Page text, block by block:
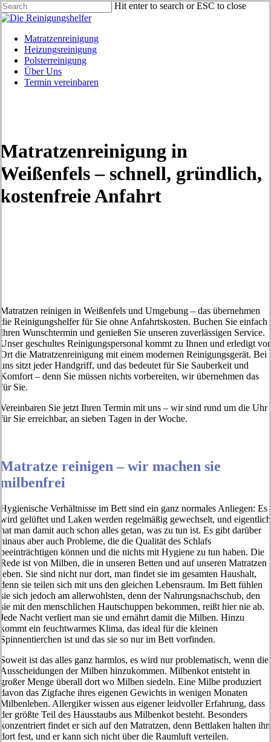
Skip
to
content
Hit enter to search or ESC to close
Close
Menu
Matratzenreinigung
Heizungsreinigung
Polsterreinigung
Über Uns
Termin vereinbaren
Matratzenreinigung in
Weißenfels – schnell, gründlich,
kostenfreie Anfahrt
Matratzen reinigen in Weißenfels und Umgebung – das übernehmen
die Reinigungshelfer für Sie ohne Anfahrtskosten. Buchen Sie einfach
Ihren Wunschtermin und genießen Sie unseren zuverlässigen Service.
Unser geschultes Reinigungspersonal kommt zu Ihnen und erledigt vor
Ort die Matratzenreinigung mit einem modernen Reinigungsgerät. Bei
uns sitzt jeder Handgriff, und das bedeutet für Sie Sauberkeit und
Komfort – denn Sie müssen nichts vorbereiten, wir übernehmen das
für Sie.
Vereinbaren Sie jetzt Ihren Termin mit uns – wir sind rund um die Uhr
für Sie erreichbar, an sieben Tagen in der Woche.
Matratze reinigen – wir machen sie
milbenfrei
Hygienische Verhältnisse im Bett sind ein ganz normales Anliegen: Es
wird gelüftet und Laken werden regelmäßig gewechselt, und eigentlich
hat man damit auch schon alles getan, was zu tun ist. Es gibt darüber
hinaus aber auch Probleme, die die Qualität des Schlafs
beeinträchtigen können und die nichts mit Hygiene zu tun haben. Die
Rede ist von Milben, die in unseren Betten und auf unseren Matratzen
leben. Sie sind nicht nur dort, man findet sie im gesamten Haushalt,
denn sie teilen sich mit uns den gleichen Lebensraum. Im Bett fühlen
sie sich jedoch am allerwohlsten, denn der Nahrungsnachschub, den
sie mit den menschlichen Hautschuppen bekommen, reißt hier nie ab.
Jede Nacht verliert man sie und ernährt damit die Milben. Hinzu
kommt ein feuchtwarmes Klima, das ideal für die kleinen
Spinnentierchen ist und das sie so nur im Bett vorfinden.
Soweit ist das alles ganz harmlos, es wird nur problematisch, wenn die
Ausscheidungen der Milben hinzukommen. Milbenkot entsteht in
großer Menge überall dort wo Milben siedeln. Eine Milbe produziert
davon das Zigfache ihres eigenen Gewichts in wenigen Monaten
Milbenleben. Allergiker wissen aus eigener leidvoller Erfahrung, dass
der größte Teil des Hausstaubs aus Milbenkot besteht. Besonders
konzentriert findet er sich auf den Matratzen, denn Bettlaken halten ihn
dort fest, und er kann sich nicht über die Raumluft verteilen.